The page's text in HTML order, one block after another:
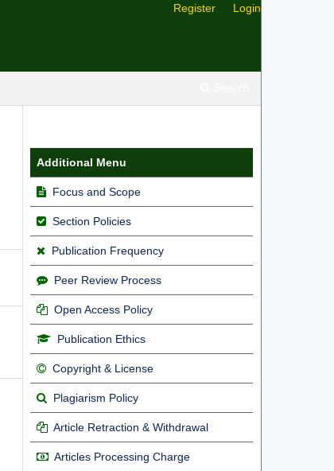
Register Login
Additional Menu
Focus and Scope
Section Policies
Publication Frequency
Peer Review Process
Open Access Policy
Publication Ethics
Copyright & License
Plagiarism Policy
Article Retraction & Withdrawal
Articles Processing Charge